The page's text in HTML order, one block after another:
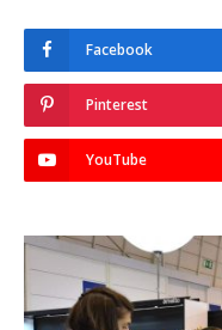
Facebook
Pinterest
YouTube